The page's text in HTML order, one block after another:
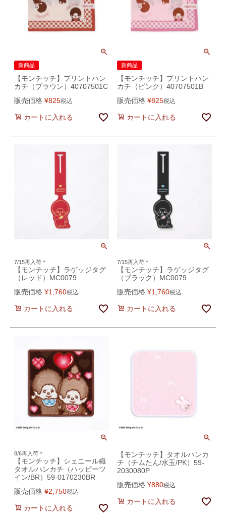
新商品
【モンチッチ】プリントハン
カチ（ブラウン）40707501C
販売価格 ¥825税込
カートに入れる
新商品
【モンチッチ】プリントハン
カチ（ピンク）40707501B
販売価格 ¥825税込
カートに入れる
7/15再入荷＊
【モンチッチ】ラゲッジタグ
（レッド）MC0079
販売価格 ¥1,760税込
カートに入れる
7/15再入荷＊
【モンチッチ】ラゲッジタグ
（ブラック）MC0079
販売価格 ¥1,760税込
カートに入れる
8/6再入荷＊
【モンチッチ】シェニール織
タオルハンカチ（ハッピーツ
イン/BR）59-0170230BR
販売価格 ¥2,750税込
カートに入れる
【モンチッチ】タオルハンカ
チ（チムたん/水玉/PK）59-
2030080P
販売価格 ¥880税込
カートに入れる